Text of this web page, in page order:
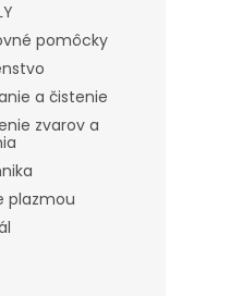
pomôcky
a čistenie
zvarov a
plazmou